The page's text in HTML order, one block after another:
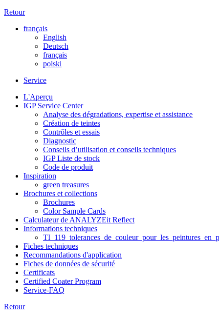
Retour
français
English
Deutsch
français
polski
Service
L'Aperçu
IGP Service Center
Analyse des dégradations, expertise et assistance
Création de teintes
Contrôles et essais
Diagnostic
Conseils d’utilisation et conseils techniques
IGP Liste de stock
Code de produit
Inspiration
green treasures
Brochures et collections
Brochures
Color Sample Cards
Calculateur de ANALYZEit Reflect
Informations techniques
Fiches techniques
Recommandations d'application
Fiches de données de sécurité
Certificats
Certified Coater Program
Service-FAQ
Retour